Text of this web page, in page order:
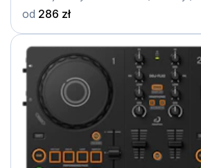
od 286 zł